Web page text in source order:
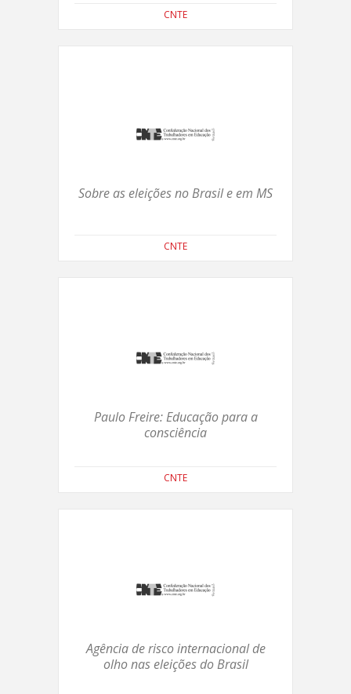
CNTE
Sobre as eleições no Brasil e em MS
CNTE
Paulo Freire: Educação para a
consciência
CNTE
Agência de risco internacional de
olho nas eleições do Brasil